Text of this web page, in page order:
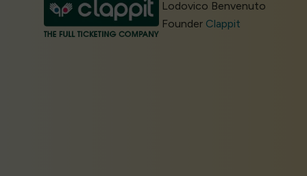
Lodovico Benvenuto
Founder Clappit